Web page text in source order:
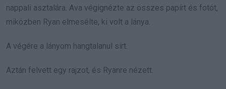
nappali asztalára. Ava végignézte az összes papírt és fotót,
miközben Ryan elmesélte, ki volt a lánya.
A végére a lányom hangtalanul sírt.
Aztán felvett egy rajzot, és Ryanre nézett.